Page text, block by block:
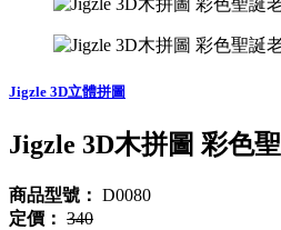
Jigzle 3D立體拼圖
Jigzle 3D木拼圖 彩色
商品型號： D0080
定價： 340